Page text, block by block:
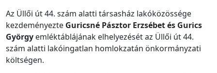
Az Üllői út 44. szám alatti társasház lakóközössége
kezdeményezte Guricsné Pásztor Erzsébet és Gurics
György emléktáblájának elhelyezését az Üllői út 44.
szám alatti lakóingatlan homlokzatán önkormányzati
költségen.